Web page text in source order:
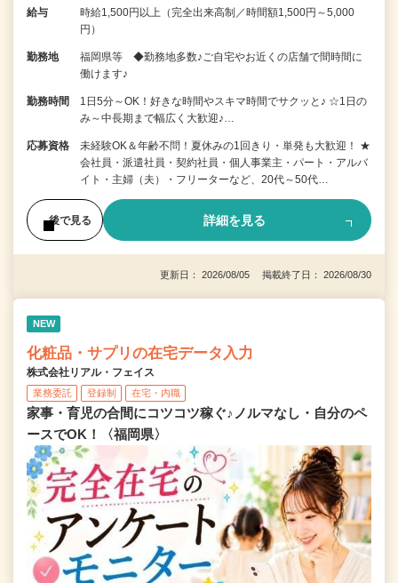
給与
時給1,500円以上（完全出来高制／時間額1,500円～5,000
円）
勤務地
福岡県等 ◆勤務地多数♪ご自宅やお近くの店舗で間時間に
働けます♪
勤務時間
1日5分～OK！好きな時間やスキマ時間でサクッと♪ ☆1日の
み～中長期まで幅広く大歓迎♪…
応募資格
未経験OK＆年齢不問！夏休みの1回きり・単発も大歓迎！ ★
会社員・派遣社員・契約社員・個人事業主・パート・アルバ
イト・主婦（夫）・フリーターなど、20代～50代…
後で見る 詳細を見る
更新日： 2026/08/05 掲載終了日： 2026/08/30
NEW
化粧品・サプリの在宅データ入力
株式会社リアル・フェイス
業務委託 登録制 在宅・内職
家事・育児の合間にコツコツ稼ぐ♪ノルマなし・自分のペ
ースでOK！〈福岡県〉